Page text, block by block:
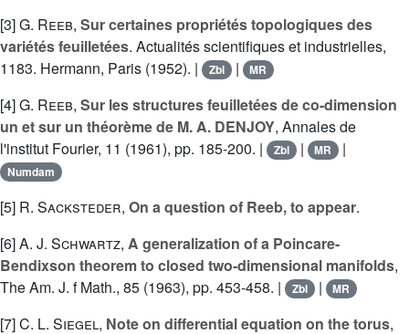
[3]G. Reeb, Sur certaines propriétés topologiques des
variétés feuilletées. Actualités scientifiques et industrielles,
1183. Hermann, Paris (1952). |
Zbl | MR
[4]G. Reeb, Sur les structures feuilletées de co-dimension
un et sur un théorème de M. A. DENJOY, Annales de
l'institut Fourier, 11 (1961), pp. 185-200. |
Zbl | MR |
Numdam
[5] R. Sacksteder, On a question of Reeb, to appear.
[6]A. J. Schwartz, A generalization of a Poincare-
Bendixson theorem to closed two-dimensional manifolds,
The Am. J. f Math., 85 (1963), pp. 453-458. |
Zbl | MR
[7]C. L. Siegel, Note on differential equation on the torus,